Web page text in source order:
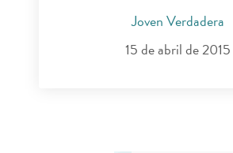
Joven Verdadera
15 de abril de 2015